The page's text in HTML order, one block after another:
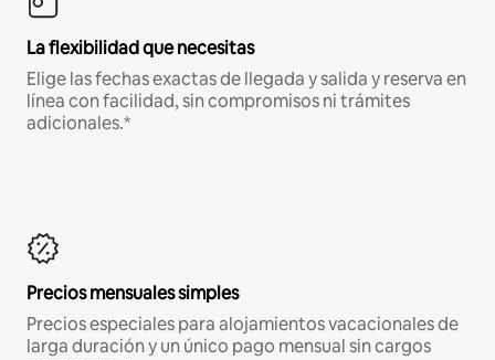
La flexibilidad que necesitas
Elige las fechas exactas de llegada y salida y reserva en
línea con facilidad, sin compromisos ni trámites
adicionales.*
Precios mensuales simples
Precios especiales para alojamientos vacacionales de
larga duración y un único pago mensual sin cargos